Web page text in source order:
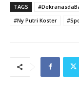
TAGS
#Ny Putri Koster